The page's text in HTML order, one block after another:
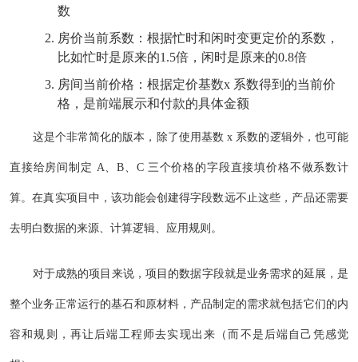
数
房价当前系数：根据忙时和闲时变更定价的系数，
比如忙时是原来的1.5倍，闲时是原来的0.8倍
房间当前价格：根据定价基数x 系数得到的当前价
格，是前端展示和付款的具体金额
这是个非常简化的版本，除了使用基数 x 系数的逻辑外，也可能
直接给房间制定 A、B、C 三个价格的字段直接填价格不做系数计
算。在真实项目中，该功能会创建得字段数远不止这些，产品还需要
去明白数据的来源、计算逻辑、应用规则。
对于成熟的项目来说，项目的数据字段就是业务需求的延展，是
整个业务正常运行的基石和原材料，产品制定的需求就包括它们的内
容和规则，再让后端工程师去实现出来（而不是后端自己凭感觉